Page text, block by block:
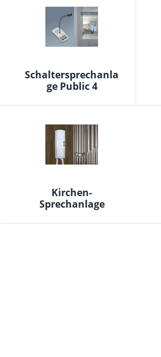
Schaltersprechanla
ge Public 4
Kirchen-
Sprechanlage